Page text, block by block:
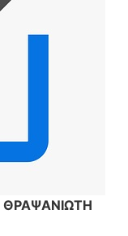
ΘΡΑΨΑΝΙΩΤΗ